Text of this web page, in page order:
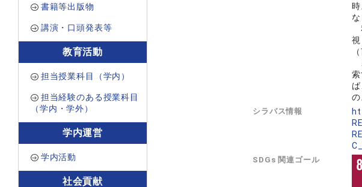
書籍等出版物
講演・口頭発表等
教育活動
担当授業科目（学内）
担当経験のある授業科目
（学内・学外）
学内運営
学内活動
社会貢献
シラバス情報
SDGs 関連ゴール